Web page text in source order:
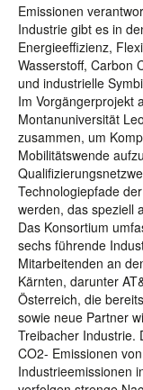
Emissionen
Industrie gibt es in
Energieeffizienz,
Wasserstoff, Carbon
und industrielle
Im Vorgängerprojekt
Montanuniversität
zusammen, um
Mobilitätswende
Technologiepfade
werden, das speziell
Das Konsortium
sechs führende
Mitarbeitenden an
Kärnten, darunter
Österreich, die
sowie neue Partner
Treibacher Industrie.
CO2- Emissionen
Industrieemissionen